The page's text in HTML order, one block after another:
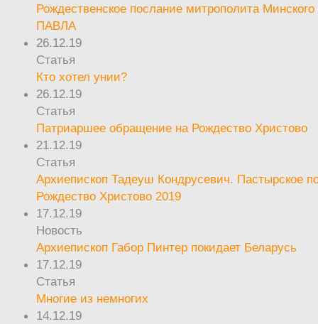
Рождественское послание митрополита Минского
ПАВЛА
26.12.19
Статья
Кто хотел унии?
26.12.19
Статья
Патриаршее обращение на Рождество Христово
21.12.19
Статья
Архиепископ Тадеуш Кондрусевич. Пастырское
Рождество Христово 2019
17.12.19
Новость
Архиепископ Габор Пинтер покидает Беларусь
17.12.19
Статья
Многие из немногих
14.12.19